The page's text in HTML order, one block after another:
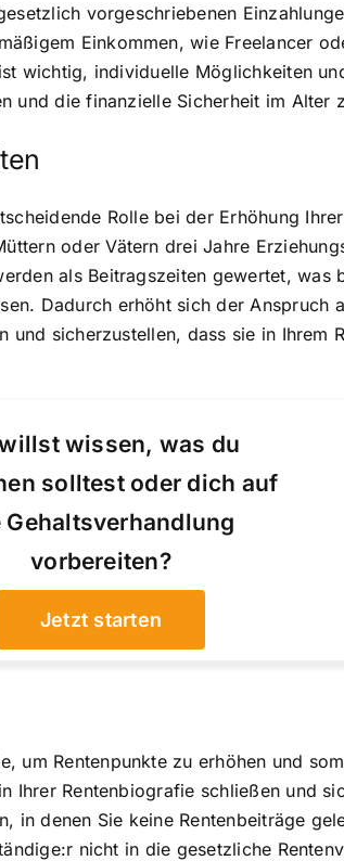
vorgeschriebenen
Einkommen, wie Freelancer
wichtig, individuelle Möglichkeiten
und die finanzielle Sicherheit im Alter
Rolle bei der Erhöhung
oder Vätern drei Jahre
als Beitragszeiten gewertet, was
Dadurch erhöht sich der Anspruch
sicherzustellen, dass sie in Ihrem
wissen, was du
solltest oder dich auf
Gehaltsverhandlung
vorbereiten?
Jetzt starten
um Rentenpunkte zu erhöhen und
Ihrer Rentenbiografie schließen und
in denen Sie keine Rentenbeiträge
nicht in die gesetzliche